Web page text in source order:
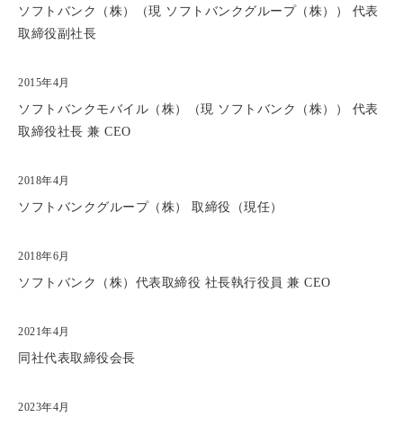
ソフトバンク（株）（現 ソフトバンクグループ（株）） 代表
取締役副社長
2015年4月
ソフトバンクモバイル（株）（現 ソフトバンク（株）） 代表
取締役社長 兼 CEO
2018年4月
ソフトバンクグループ（株） 取締役（現任）
2018年6月
ソフトバンク（株）代表取締役 社長執行役員 兼 CEO
2021年4月
同社代表取締役会長
2023年4月